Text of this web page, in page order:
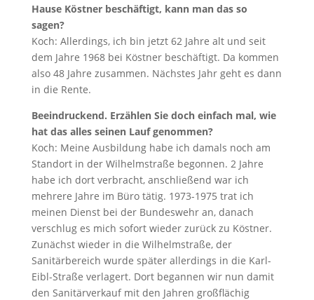
Hause Köstner beschäftigt, kann man das so
sagen?
Koch: Allerdings, ich bin jetzt 62 Jahre alt und seit
dem Jahre 1968 bei Köstner beschäftigt. Da kommen
also 48 Jahre zusammen. Nächstes Jahr geht es dann
in die Rente.
Beeindruckend. Erzählen Sie doch einfach mal, wie
hat das alles seinen Lauf genommen?
Koch: Meine Ausbildung habe ich damals noch am
Standort in der Wilhelmstraße begonnen. 2 Jahre
habe ich dort verbracht, anschließend war ich
mehrere Jahre im Büro tätig. 1973-1975 trat ich
meinen Dienst bei der Bundeswehr an, danach
verschlug es mich sofort wieder zurück zu Köstner.
Zunächst wieder in die Wilhelmstraße, der
Sanitärbereich wurde später allerdings in die Karl-
Eibl-Straße verlagert. Dort begannen wir nun damit
den Sanitärverkauf mit den Jahren großflächig